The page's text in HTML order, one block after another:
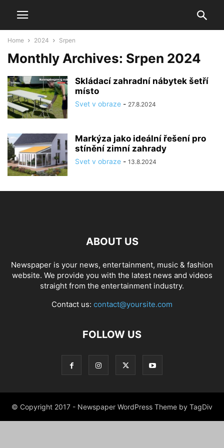
Home 2024 Srpen
Monthly Archives: Srpen 2024
Skládací zahradní nábytek šetří
místo
Svet v obraze - 27.8.2024
Markýza jako ideální řešení pro
stínění zimní zahrady
Svet v obraze - 13.8.2024
ABOUT US
Newspaper is your news, entertainment, music & fashion
website. We provide you with the latest news and videos
straight from the entertainment industry.
Contact us: contact@yoursite.com
FOLLOW US
© Copyright 2017 - Newspaper WordPress Theme by TagDiv